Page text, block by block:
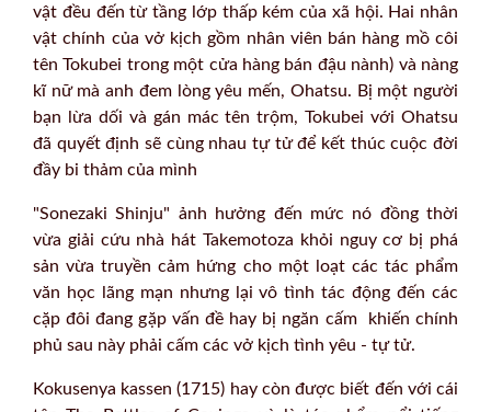
vật đều đến từ tầng lớp thấp kém của xã hội. Hai nhân
vật chính của vở kịch gồm nhân viên bán hàng mồ côi
tên Tokubei trong một cửa hàng bán đậu nành) và nàng
kĩ nữ mà anh đem lòng yêu mến, Ohatsu. Bị một người
bạn lừa dối và gán mác tên trộm, Tokubei với Ohatsu
đã quyết định sẽ cùng nhau tự tử để kết thúc cuộc đời
đầy bi thảm của mình
"Sonezaki Shinju" ảnh hưởng đến mức nó đồng thời
vừa giải cứu nhà hát Takemotoza khỏi nguy cơ bị phá
sản vừa truyền cảm hứng cho một loạt các tác phẩm
văn học lãng mạn nhưng lại vô tình tác động đến các
cặp đôi đang gặp vấn đề hay bị ngăn cấm khiến chính
phủ sau này phải cấm các vở kịch tình yêu - tự tử.
Kokusenya kassen (1715) hay còn được biết đến với cái